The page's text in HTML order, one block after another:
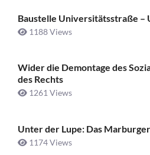
Baustelle Universitätsstraße
1188 Views
Wider die Demontage des
des Rechts
1261 Views
Unter der Lupe: Das
1174 Views